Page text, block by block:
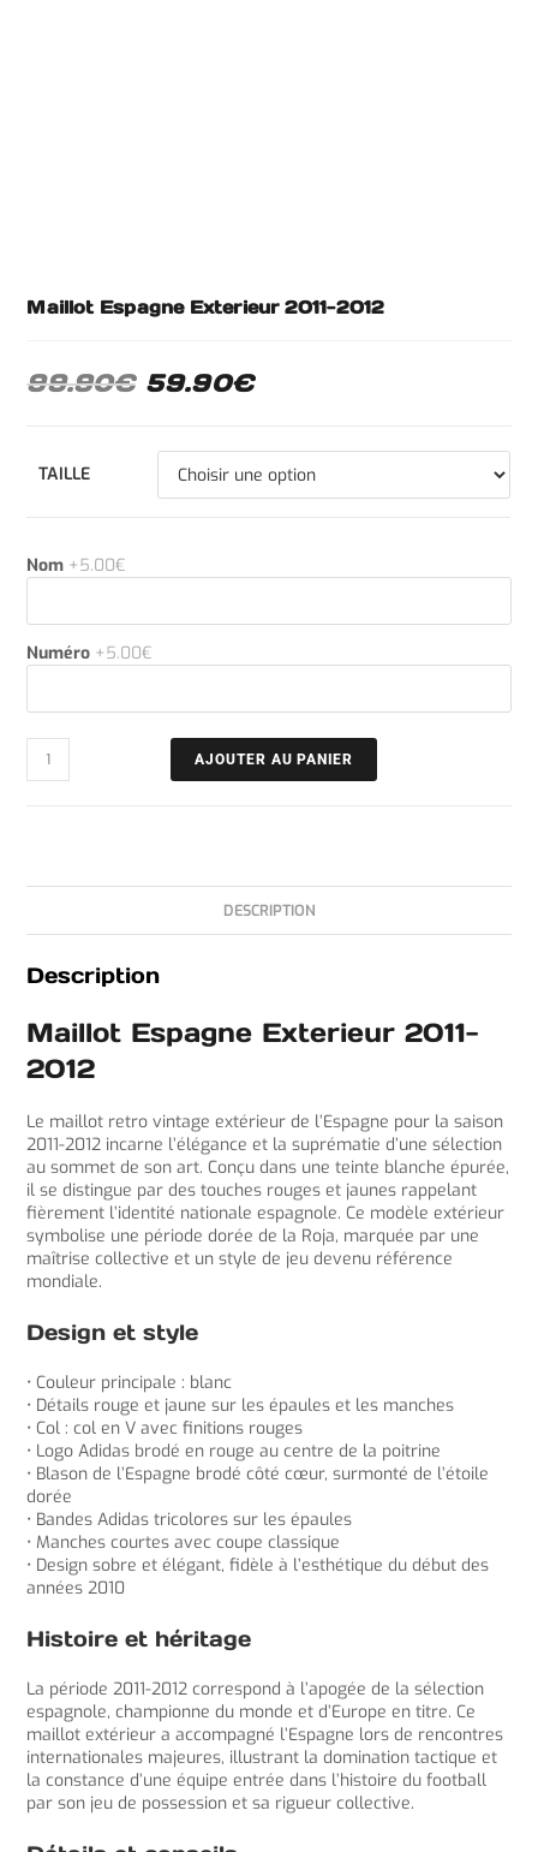
Maillot Espagne Exterieur 2011-2012
99.90€ 59.90€
TAILLE
Nom +5.00€
Numéro +5.00€
AJOUTER AU PANIER
DESCRIPTION
Description
Maillot Espagne Exterieur 2011-
2012
Le maillot retro vintage extérieur de l’Espagne pour la saison
2011-2012 incarne l’élégance et la suprématie d’une sélection
au sommet de son art. Conçu dans une teinte blanche épurée,
il se distingue par des touches rouges et jaunes rappelant
fièrement l’identité nationale espagnole. Ce modèle extérieur
symbolise une période dorée de la Roja, marquée par une
maîtrise collective et un style de jeu devenu référence
mondiale.
Design et style
• Couleur principale : blanc
• Détails rouge et jaune sur les épaules et les manches
• Col : col en V avec finitions rouges
• Logo Adidas brodé en rouge au centre de la poitrine
• Blason de l’Espagne brodé côté cœur, surmonté de l’étoile
dorée
• Bandes Adidas tricolores sur les épaules
• Manches courtes avec coupe classique
• Design sobre et élégant, fidèle à l’esthétique du début des
années 2010
Histoire et héritage
La période 2011-2012 correspond à l’apogée de la sélection
espagnole, championne du monde et d’Europe en titre. Ce
maillot extérieur a accompagné l’Espagne lors de rencontres
internationales majeures, illustrant la domination tactique et
la constance d’une équipe entrée dans l’histoire du football
par son jeu de possession et sa rigueur collective.